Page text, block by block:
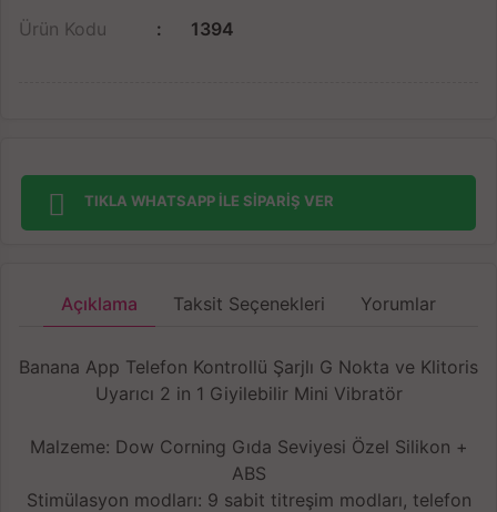
Ürün Kodu
1394
TIKLA WHATSAPP İLE SİPARİŞ VER
Açıklama Taksit Seçenekleri Yorumlar
Banana App Telefon Kontrollü Şarjlı G Nokta ve Klitoris
Uyarıcı 2 in 1 Giyilebilir Mini Vibratör
Malzeme: Dow Corning Gıda Seviyesi Özel Silikon +
ABS
Stimülasyon modları: 9 sabit titreşim modları, telefon